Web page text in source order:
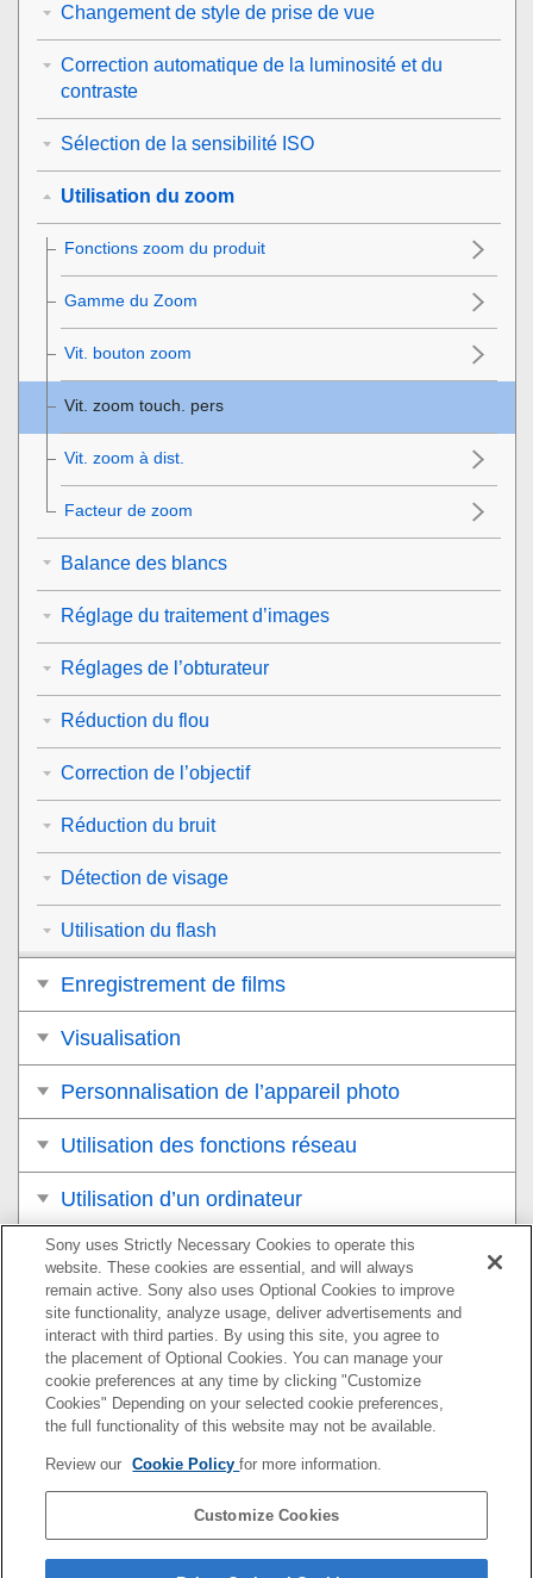
Changement de style de prise de vue
Correction automatique de la luminosité et du
contraste
Sélection de la sensibilité ISO
Utilisation du zoom
Fonctions zoom du produit
Gamme du Zoom
Vit. bouton zoom
Vit. zoom touch. pers
Vit. zoom à dist.
Facteur de zoom
Balance des blancs
Réglage du traitement d’images
Réglages de l’obturateur
Réduction du flou
Correction de l’objectif
Réduction du bruit
Détection de visage
Utilisation du flash
Enregistrement de films
Visualisation
Personnalisation de l’appareil photo
Utilisation des fonctions réseau
Utilisation d’un ordinateur
Liste des éléments du MENU
Précautions/Le produit
Si vous avez des problèmes
Pour plus d’informations sur la conformité aux lois sur
Accessibilité en France : conformité partielle
https://helpguide.sony.net/accessibility/france/v1/fr/index.h
Sony uses Strictly Necessary Cookies to operate this
website. These cookies are essential, and will always
remain active. Sony also uses Optional Cookies to improve
site functionality, analyze usage, deliver advertisements and
interact with third parties. By using this site, you agree to
the placement of Optional Cookies. You can manage your
cookie preferences at any time by clicking "Customize
Cookies" Depending on your selected cookie preferences,
the full functionality of this website may not be available.
Review our Cookie Policyfor more information.
Customize Cookies